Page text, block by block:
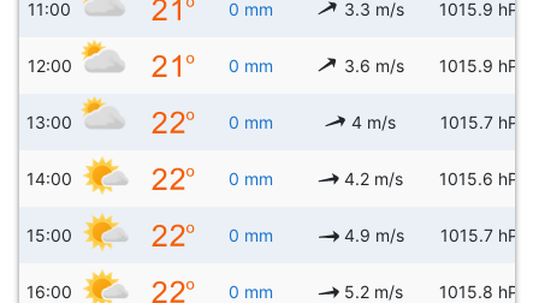
11:00 0 mm 3.3 m/s 1015.9 hPa
12:00 0 mm 3.6 m/s 1015.9 hPa
13:00 0 mm 4 m/s 1015.7 hPa
14:00 0 mm 4.2 m/s 1015.6 hPa
15:00 0 mm 4.9 m/s 1015.7 hPa
16:00 0 mm 5.2 m/s 1015.8 hPa